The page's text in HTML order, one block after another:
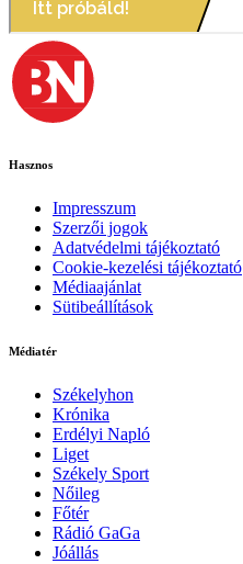
Hasznos
Impresszum
Szerzői jogok
Adatvédelmi tájékoztató
Cookie-kezelési tájékoztató
Médiaajánlat
Sütibeállítások
Médiatér
Székelyhon
Krónika
Erdélyi Napló
Liget
Székely Sport
Nőileg
Főtér
Rádió GaGa
Jóállás